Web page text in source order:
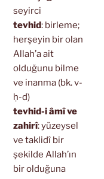
seyirci
tevhid: birleme;
herşeyin bir olan
Allah’a ait
olduğunu bilme
ve inanma (bk. v-
ḥ-d)
tevhid-i âmî ve
zahirî: yüzeysel
ve taklidî bir
şekilde Allah’ın
bir olduğuna